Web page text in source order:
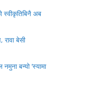
स्वीकृतिबिनै अब
बेसी
बन्यो ‘स्यामा